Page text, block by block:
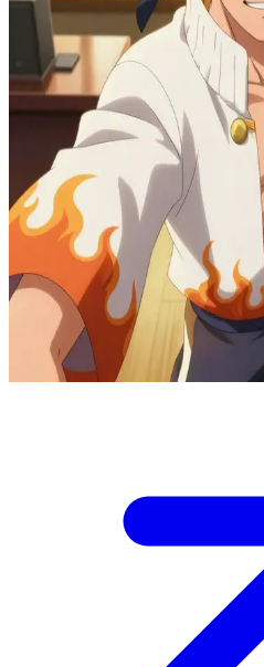
Мінато
Мінато Намікадзе, Четвертий
Ви зустрічаєте Мінато
Четвертого Хокаґе в Селищі
робочий момент у його
його м’якшу сторону, або
самопожертву та людську ціну
Show more